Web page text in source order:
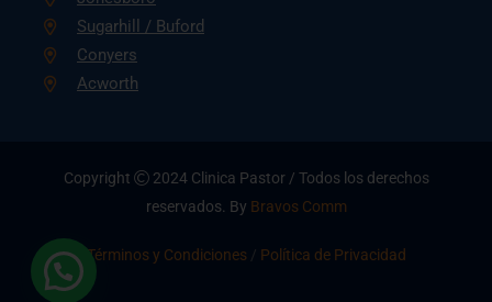
Sugarhill / Buford
Conyers
Acworth
Copyright
2024 Clinica Pastor / Todos los derechos
reservados. By Bravos Comm
Términos y Condiciones/ Política de Privacidad